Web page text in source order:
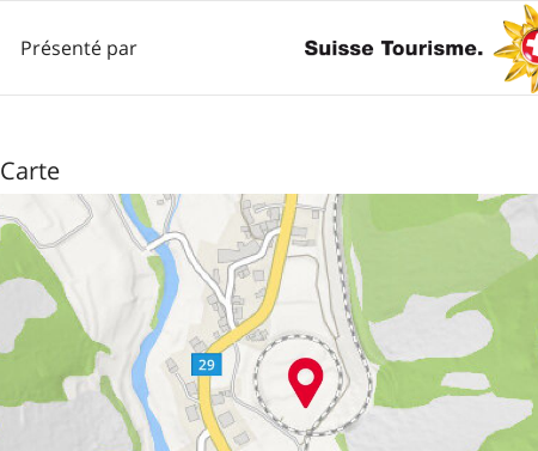
Présenté par
Carte